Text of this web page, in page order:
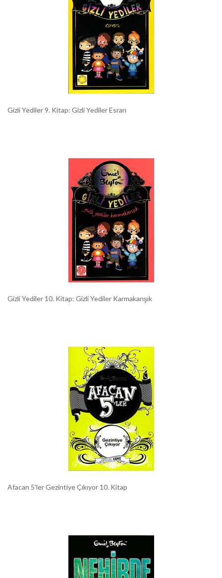
Gizli Yediler 9. Kitap: Gizli Yediler Esrarı
Gizli Yediler 10. Kitap: Gizli Yediler Karmakarışık
Afacan 5'ler Gezintiye Çıkıyor 10. Kitap